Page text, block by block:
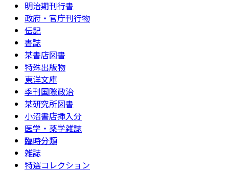
明治期刊行書
政府・官庁刊行物
伝記
書誌
某書店図書
特殊出版物
東洋文庫
季刊国際政治
某研究所図書
小沼書店挿入分
医学・薬学雑誌
臨時分類
雑誌
特選コレクション